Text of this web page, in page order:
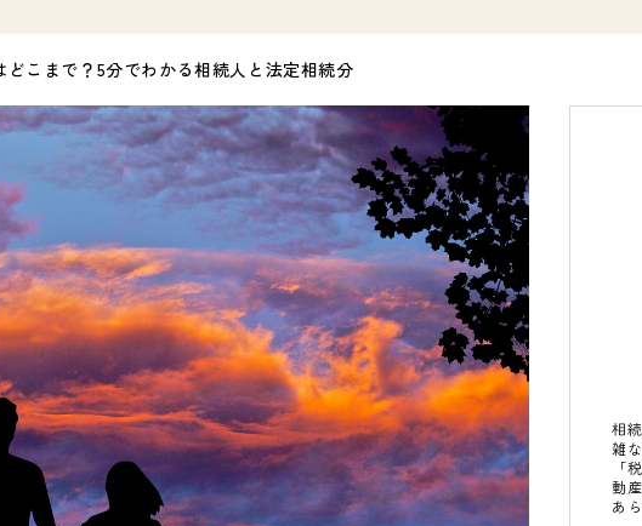
どこまで？5分でわかる相続人と法定相続分
相
雑
「
動
あ